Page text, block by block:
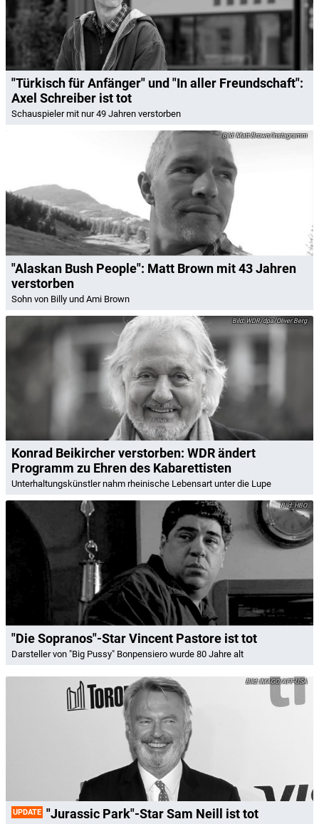
"Türkisch für Anfänger" und "In aller Freundschaft":
Axel Schreiber ist tot
Schauspieler mit nur 49 Jahren verstorben
Matt Brown/Instagramm
"Alaskan Bush People": Matt Brown mit 43 Jahren
verstorben
Sohn von Billy und Ami Brown
WDR/dpa/Oliver Berg
Konrad Beikircher verstorben: WDR ändert
Programm zu Ehren des Kabarettisten
Unterhaltungskünstler nahm rheinische Lebensart unter die Lupe
HBO
"Die Sopranos"-Star Vincent Pastore ist tot
Darsteller von "Big Pussy" Bonpensiero wurde 80 Jahre alt
IMAGO/AFF-USA
UPDATE "Jurassic Park"-Star Sam Neill ist tot